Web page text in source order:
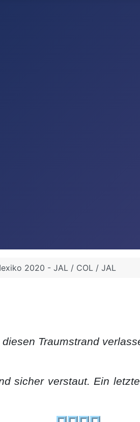
2020 - JAL / COL / JAL
Traumstrand
sicher verstaut. Ein